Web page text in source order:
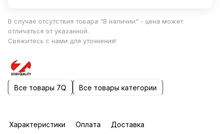
В случае отсутствия товара "В наличии" - цена может
отличаться от указанной.
Свяжитесь с нами для уточнения!
Все товары 7Q Все товары категории
Характеристики Оплата Доставка